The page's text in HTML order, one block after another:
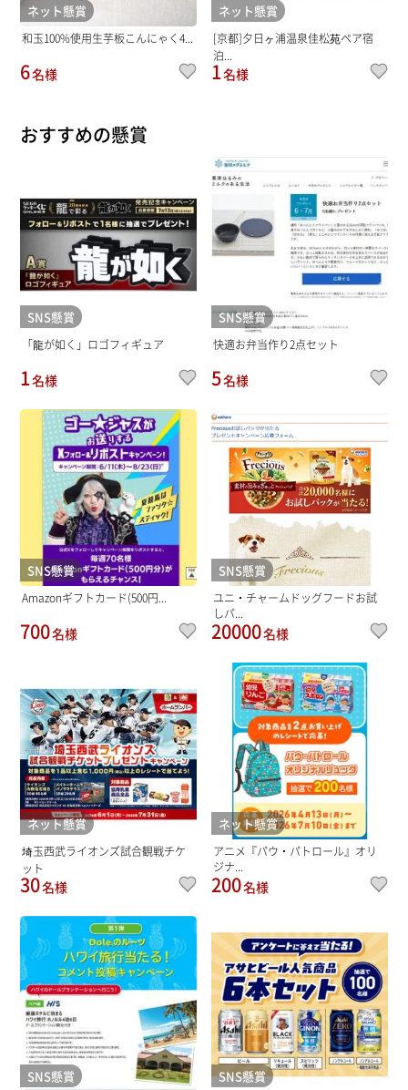
ネット懸賞
和玉100%使用生芋板こんにゃく4...
6名様
ネット懸賞
[京都]夕日ヶ浦温泉佳松苑ペア宿
泊...
1名様
おすすめの懸賞
SNS懸賞
「龍が如く」ロゴフィギュア
1名様
SNS懸賞
快適お弁当作り2点セット
5名様
SNS懸賞
Amazonギフトカード(500円...
700名様
SNS懸賞
ユニ・チャームドッグフードお試
しパ...
20000名様
ネット懸賞
埼玉西武ライオンズ試合観戦チケ
ット
30名様
ネット懸賞
アニメ『パウ・パトロール』オリ
ジナ...
200名様
SNS懸賞 SNS懸賞